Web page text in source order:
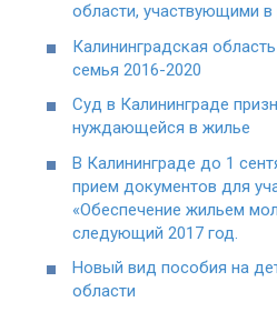
области, участвующими
Калининградская
семья 2016-2020
Суд в Калининграде
нуждающейся в жилье
В Калининграде до 1
прием документов для
«Обеспечение жильем
следующий 2017 год.
Новый вид пособия на
области